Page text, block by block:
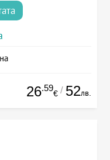
26.59
€ / 52лв.